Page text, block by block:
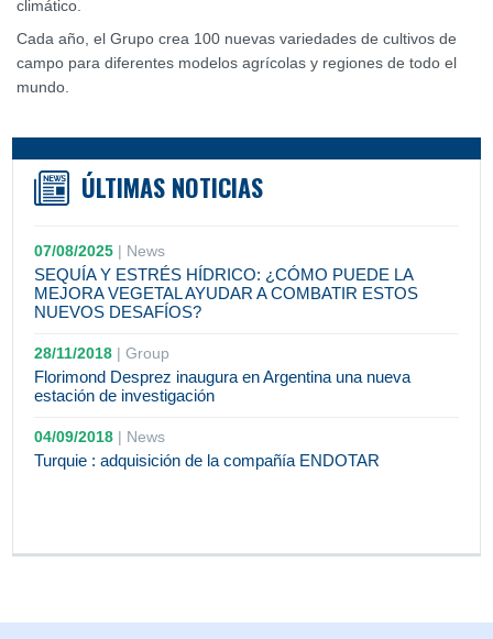
climático.
Cada año, el Grupo crea 100 nuevas variedades de cultivos de
campo para diferentes modelos agrícolas y regiones de todo el
mundo.
ÚLTIMAS NOTICIAS
07/08/2025 | News
SEQUÍA Y ESTRÉS HÍDRICO: ¿CÓMO PUEDE LA
MEJORA VEGETAL AYUDAR A COMBATIR ESTOS
NUEVOS DESAFÍOS?
28/11/2018 |Group
Florimond Desprez inaugura en Argentina una nueva
estación de investigación
04/09/2018 | News
Turquie : adquisición de la compañía ENDOTAR